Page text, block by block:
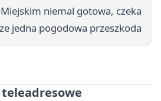
niemal gotowa, czeka
jedna pogodowa przeszkoda